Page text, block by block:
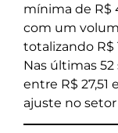
mínima de R$
com um
totalizando R$
Nas últimas 52
entre R$ 27,51
ajuste no